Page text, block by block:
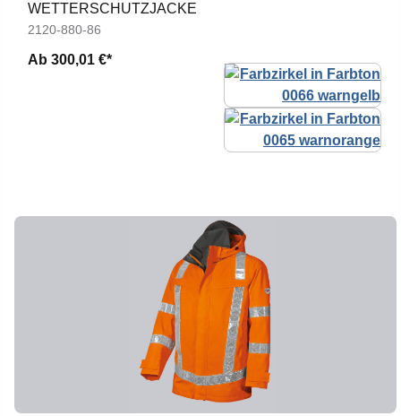
WETTERSCHUTZJACKE
2120-880-86
Ab 300,01 €*